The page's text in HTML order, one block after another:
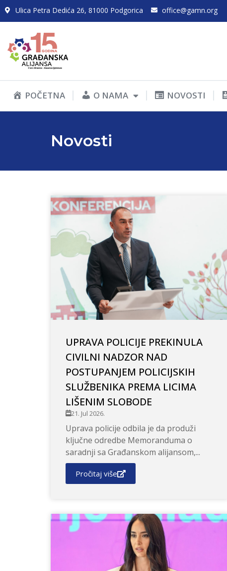
Ulica Petra Dedića 26, 81000 Podgorica office@gamn.org
POČETNA O NAMA NOVOSTI
Novosti
UPRAVA POLICIJE PREKINULA
CIVILNI NADZOR NAD
POSTUPANJEM POLICIJSKIH
SLUŽBENIKA PREMA LICIMA
LIŠENIM SLOBODE
21. Jul 2026.
Uprava policije odbila je da produži
ključne odredbe Memoranduma o
saradnji sa Građanskom alijansom,...
Pročitaj više